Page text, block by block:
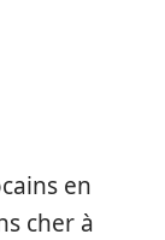
en
cher à